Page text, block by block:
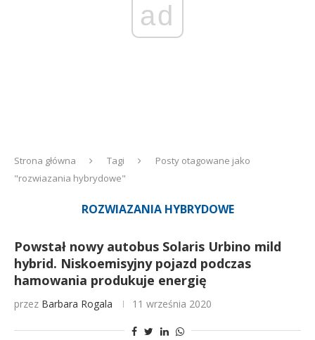
ad
Strona główna Tagi
Posty otagowane jako
"rozwiazania hybrydowe"
ROZWIAZANIA HYBRYDOWE
Powstał nowy autobus Solaris Urbino mild
hybrid. Niskoemisyjny pojazd podczas
hamowania produkuje energię
przez Barbara Rogala 11 września 2020